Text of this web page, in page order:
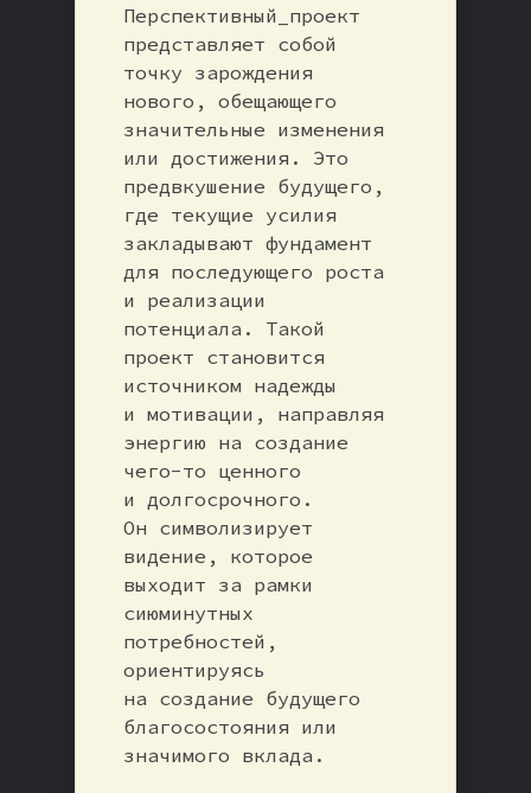
Перспективный_проект
представляет собой
точку зарождения
нового, обещающего
значительные изменения
или достижения. Это
предвкушение будущего,
где текущие усилия
закладывают фундамент
для последующего роста
и реализации
потенциала. Такой
проект становится
источником надежды
и мотивации, направляя
энергию на создание
чего-то ценного
и долгосрочного.
Он символизирует
видение, которое
выходит за рамки
сиюминутных
потребностей,
ориентируясь
на создание будущего
благосостояния или
значимого вклада.